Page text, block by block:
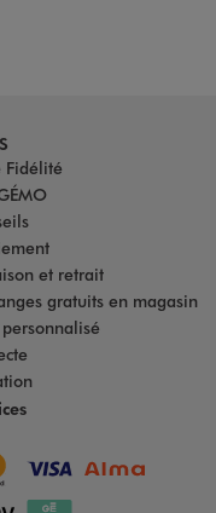
Fidélité
et retrait
gratuits en magasin